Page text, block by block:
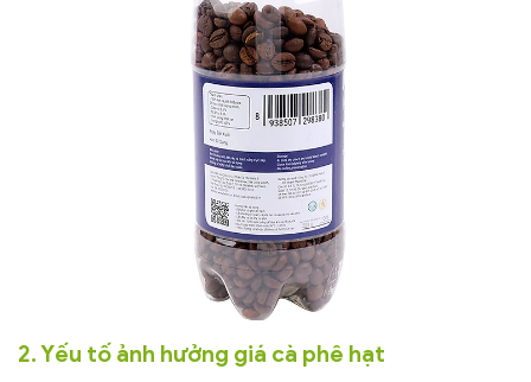
2. Yếu tố ảnh hưởng giá cà phê hạt